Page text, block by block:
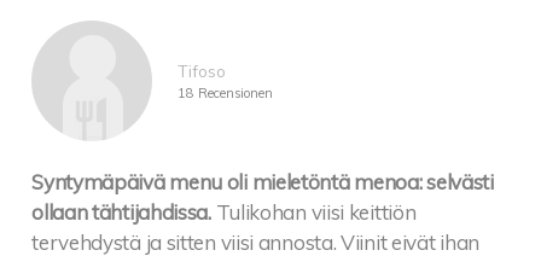
Tifoso
18 Recensionen
Syntymäpäivä menu oli mieletöntä menoa: selvästi
ollaan tähtijahdissa. Tulikohan viisi keittiön
tervehdystä ja sitten viisi annosta. Viinit eivät ihan